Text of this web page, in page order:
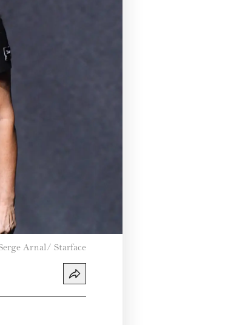
Arnal/ Starface